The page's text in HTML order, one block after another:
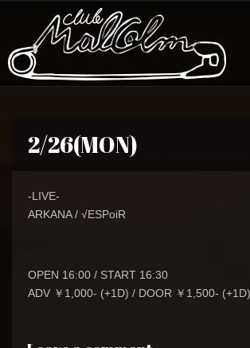
2/26(MON)
-LIVE-
ARKANA / √ESPoiR
OPEN 16:00 / START 16:30
ADV ￥1,000- (+1D) / DOOR ￥1,500- (+1D)